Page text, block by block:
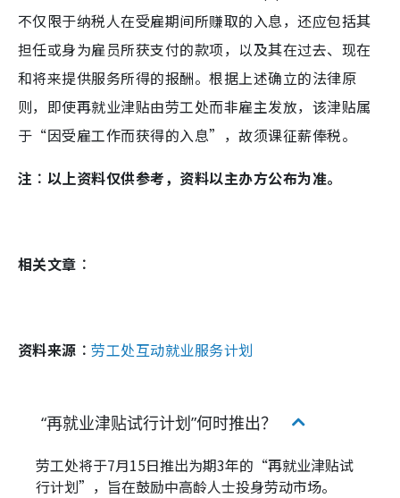
不仅限于纳税人在受雇期间所赚取的入息，还应包括其
担任或身为雇员所获支付的款项，以及其在过去、现在
和将来提供服务所得的报酬。根据上述确立的法律原
则，即使再就业津贴由劳工处而非雇主发放，该津贴属
于“因受雇工作而获得的入息”，故须课征薪俸税。
注︰以上资料仅供参考，资料以主办方公布为准。
相关文章︰
资料来源︰劳工处互动就业服务计划
“再就业津贴试行计划”何时推出？
劳工处将于7月15日推出为期3年的“再就业津贴试
行计划”，旨在鼓励中高龄人士投身劳动市场。